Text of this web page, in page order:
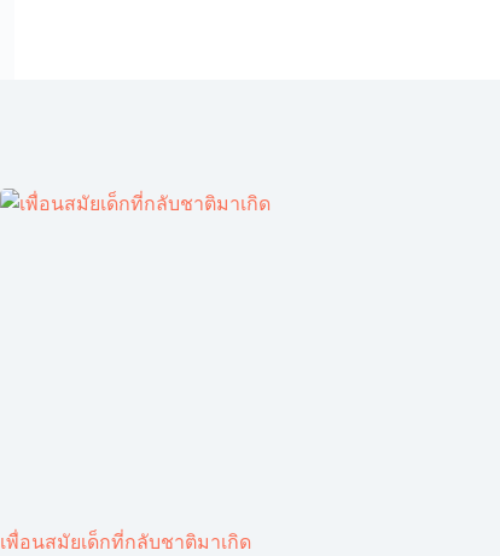
เพื่อนสมัยเด็กที่กลับชาติมาเกิด